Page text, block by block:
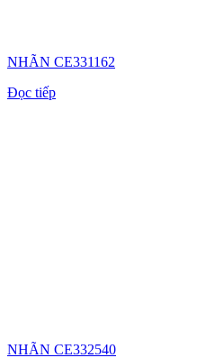
NHÃN CE331162
Đọc tiếp
NHÃN CE332540